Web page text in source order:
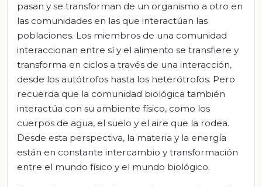
pasan y se transforman de un organismo a otro en
las comunidades en las que interactúan las
poblaciones. Los miembros de una comunidad
interaccionan entre sí y el alimento se transfiere y
transforma en ciclos a través de una interacción,
desde los autótrofos hasta los heterótrofos. Pero
recuerda que la comunidad biológica también
interactúa con su ambiente físico, como los
cuerpos de agua, el suelo y el aire que la rodea.
Desde esta perspectiva, la materia y la energía
están en constante intercambio y transformación
entre el mundo físico y el mundo biológico.